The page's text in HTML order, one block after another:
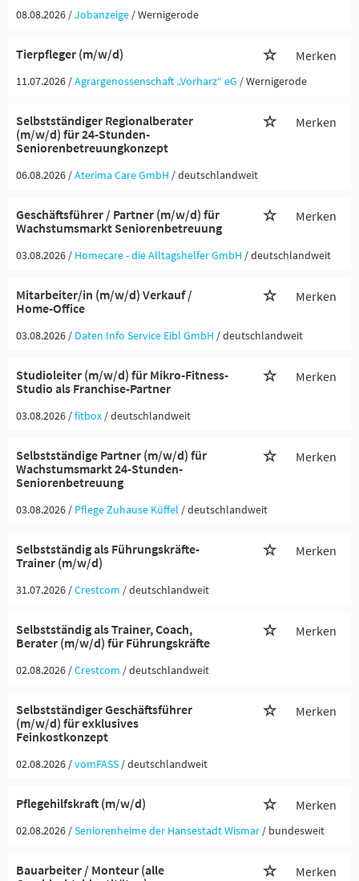
08.08.2026 /Jobanzeige / Wernigerode
Tierpfleger (m/w/d) Merken
11.07.2026 /Agrargenossenschaft „Vorharz“ eG / Wernigerode
Selbstständiger Regionalberater
(m/w/d) für 24-Stunden-
Seniorenbetreuungkonzept
Merken
06.08.2026 /Aterima Care GmbH / deutschlandweit
Geschäftsführer / Partner (m/w/d) für
Wachstumsmarkt Seniorenbetreuung
Merken
03.08.2026 / Homecare - die Alltagshelfer GmbH / deutschlandweit
Mitarbeiter/in (m/w/d) Verkauf /
Home-Office
Merken
03.08.2026 / Daten Info Service Eibl GmbH / deutschlandweit
Studioleiter (m/w/d) für Mikro-Fitness-
Studio als Franchise-Partner
Merken
03.08.2026 /fitbox / deutschlandweit
Selbstständige Partner (m/w/d) für
Wachstumsmarkt 24-Stunden-
Seniorenbetreuung
Merken
03.08.2026 / Pflege Zuhause Küffel / deutschlandweit
Selbstständig als Führungskräfte-
Trainer (m/w/d)
Merken
31.07.2026 /Crestcom / deutschlandweit
Selbstständig als Trainer, Coach,
Berater (m/w/d) für Führungskräfte
Merken
02.08.2026 /Crestcom / deutschlandweit
Selbstständiger Geschäftsführer
(m/w/d) für exklusives
Feinkostkonzept
Merken
02.08.2026 /vomFASS / deutschlandweit
Pflegehilfskraft (m/w/d) Merken
02.08.2026 /Seniorenheime der Hansestadt Wismar / bundesweit
Bauarbeiter / Monteur (alle
Merken